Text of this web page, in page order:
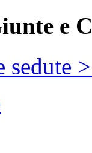
e
sedute